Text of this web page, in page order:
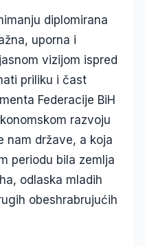
diplomirana
uporna i
vizijom ispred
priliku i čast
Federacije BiH
razvoju
nam države, a koja
periodu bila zemlja
odlaska mladih
obeshrabrujućih